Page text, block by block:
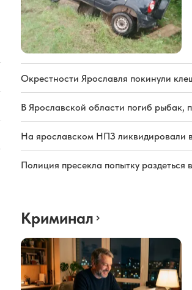
Окрестности Ярославля покинули
В Ярославской области погиб рыбак,
На ярославском НПЗ ликвидировали
Полиция пресекла попытку раздеться
Криминал